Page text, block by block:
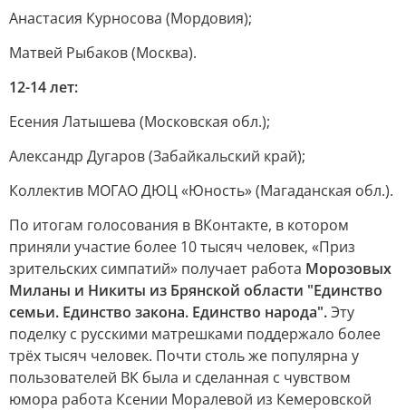
Анастасия Курносова (Мордовия);
Матвей Рыбаков (Москва).
12-14 лет:
Есения Латышева (Московская обл.);
Александр Дугаров (Забайкальский край);
Коллектив МОГАО ДЮЦ «Юность» (Магаданская обл.).
По итогам голосования в ВКонтакте, в котором
приняли участие более 10 тысяч человек, «Приз
зрительских симпатий» получает работа Морозовых
Миланы и Никиты из Брянской области "Единство
семьи. Единство закона. Единство народа".Эту
поделку с русскими матрешками поддержало более
трёх тысяч человек. Почти столь же популярна у
пользователей ВК была и сделанная с чувством
юмора работа Ксении Моралевой из Кемеровской